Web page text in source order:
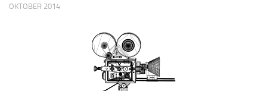
OKTOBER 2014